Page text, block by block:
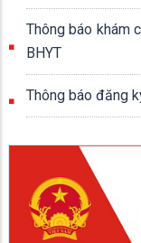
Thông báo khám
BHYT
Thông báo đăng